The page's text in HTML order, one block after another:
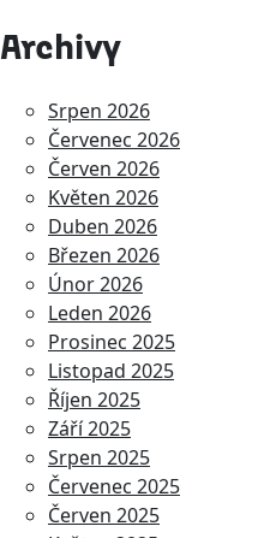
Archivy
Srpen 2026
Červenec 2026
Červen 2026
Květen 2026
Duben 2026
Březen 2026
Únor 2026
Leden 2026
Prosinec 2025
Listopad 2025
Říjen 2025
Září 2025
Srpen 2025
Červenec 2025
Červen 2025